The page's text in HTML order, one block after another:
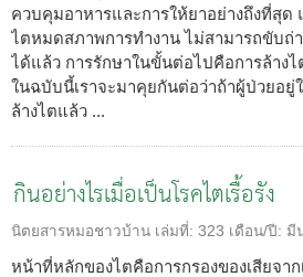
ควบคุมอาหารและการให้ยาอย่างถึงที่สุด
ไตหมดสภาพการทำงาน ไม่สามารถขับถ่า
ได้แล้ว การรักษาในขั้นต่อไปคือการล้าง
ในฉบับนี้เราจะมาคุยกันต่อว่าถ้าผู้ป่วยอยู่
ล้างไตแล้ว ...
กินอย่างไรเมื่อเป็นโรคไตเรื้อรัง
นิตยสารหมอชาวบ้าน เล่มที่: 323 เดือน/ปี: มี
หน้าที่หลักของไตคือการกรองของเสียจา